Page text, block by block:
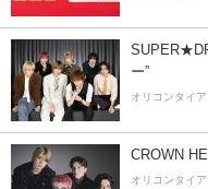
ー”
オリコンタイ
CROWN
オリコンタイ